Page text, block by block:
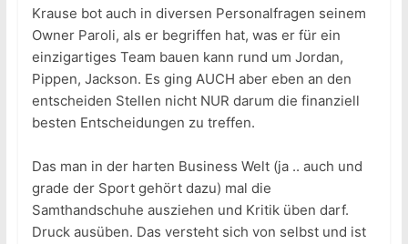
Krause bot auch in diversen Personalfragen seinem
Owner Paroli, als er begriffen hat, was er für ein
einzigartiges Team bauen kann rund um Jordan,
Pippen, Jackson. Es ging AUCH aber eben an den
entscheiden Stellen nicht NUR darum die finanziell
besten Entscheidungen zu treffen.
Das man in der harten Business Welt (ja .. auch und
grade der Sport gehört dazu) mal die
Samthandschuhe ausziehen und Kritik üben darf.
Druck ausüben. Das versteht sich von selbst und ist